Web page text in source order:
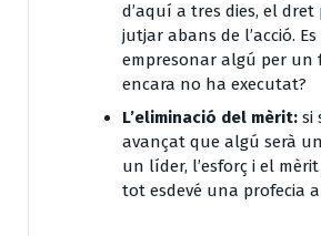
d’aquí a tres dies, el
jutjar abans de l’acció.
empresonar algú per un
encara no ha executat?
L’eliminació del mèrit: si
avançat que algú serà
un líder, l’esforç i el
tot esdevé una profecia